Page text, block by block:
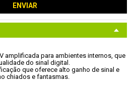
ENVIAR
amplificada para ambientes internos, que
do sinal digital.
que oferece alto ganho de sinal e
chiados e fantasmas.